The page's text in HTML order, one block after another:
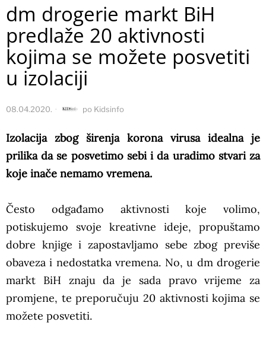
dm drogerie markt BiH
predlaže 20 aktivnosti
kojima se možete posvetiti
u izolaciji
08.04.2020. po Kidsinfo
Izolacija zbog širenja korona virusa idealna je
prilika da se posvetimo sebi i da uradimo stvari za
koje inače nemamo vremena.
Često odgađamo aktivnosti koje volimo,
potiskujemo svoje kreativne ideje, propuštamo
dobre knjige i zapostavljamo sebe zbog previše
obaveza i nedostatka vremena. No, u dm drogerie
markt BiH znaju da je sada pravo vrijeme za
promjene, te preporučuju 20 aktivnosti kojima se
možete posvetiti.